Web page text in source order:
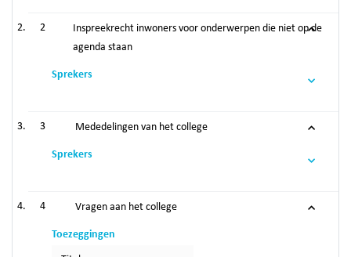
2
Inspreekrecht inwoners voor onderwerpen die niet op de
agenda staan
Sprekers
3 Mededelingen van het college
Sprekers
4 Vragen aan het college
Toezeggingen